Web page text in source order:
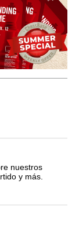
nuestros
y más.